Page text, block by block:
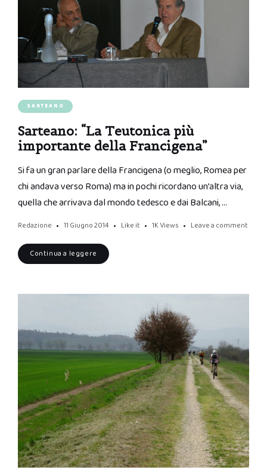
SARTEANO
Sarteano: “La Teutonica più
importante della Francigena”
Si fa un gran parlare della Francigena (o meglio, Romea per
chi andava verso Roma) ma in pochi ricordano un’altra via,
quella che arrivava dal mondo tedesco e dai Balcani, …
Redazione 11 Giugno 2014 Like it 1K Views Leave a comment
Continua a leggere